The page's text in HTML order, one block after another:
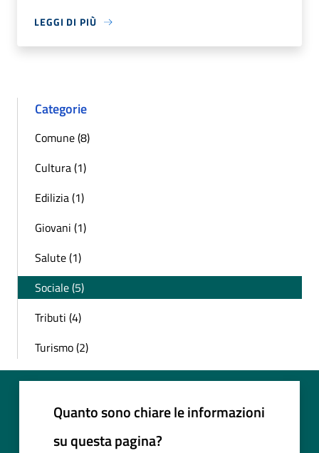
LEGGI DI PIÙ
Categorie
Comune (8)
Cultura (1)
Edilizia (1)
Giovani (1)
Salute (1)
Sociale (5)
Tributi (4)
Turismo (2)
Quanto sono chiare le informazioni
su questa pagina?